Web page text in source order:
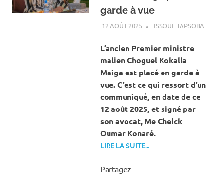
garde à vue
12 AOÛT 2025 ISSOUF TAPSOBA
L’ancien Premier ministre
malien Choguel Kokalla
Maiga est placé en garde à
vue. C’est ce qui ressort d’un
communiqué, en date de ce
12 août 2025, et signé par
son avocat, Me Cheick
Oumar Konaré.
LIRE LA SUITE…
Partagez